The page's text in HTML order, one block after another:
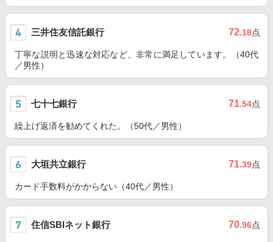
三井住友信託銀行 72.18点
丁寧な説明と迅速な対応など、非常に満足しています。（40代
／男性）
七十七銀行 71.54点
繰上げ返済を勧めてくれた。（50代／男性）
大垣共立銀行 71.39点
カード手数料がかからない（40代／男性）
住信SBIネット銀行 70.96点